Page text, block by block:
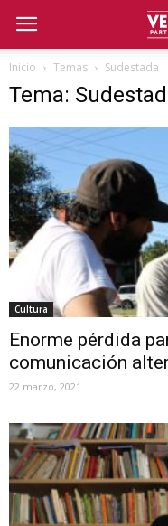
Inicio Temas Sudestada
Tema:
Cultura
Enorme pérdida
comunicación
22 marzo, 2021